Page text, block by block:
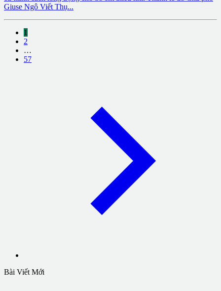
Giuse Ngô Viết Thụ...
1
2
…
57
Bài Viết Mới